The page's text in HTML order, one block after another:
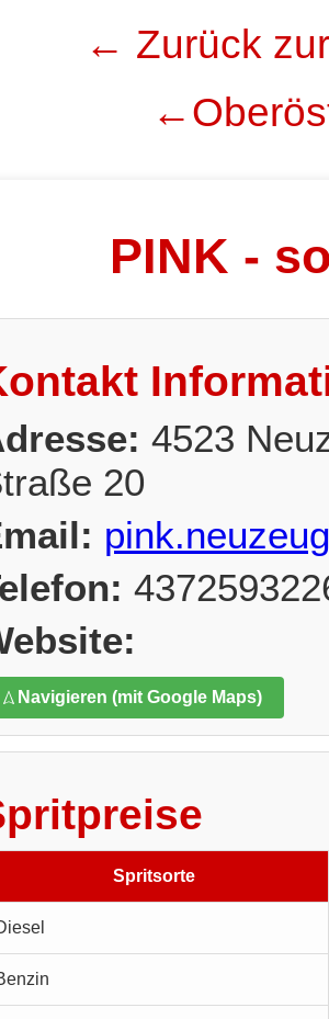
← Zurück
PINK -
4523
20
Navigieren (mit Google Maps)
Spritsorte